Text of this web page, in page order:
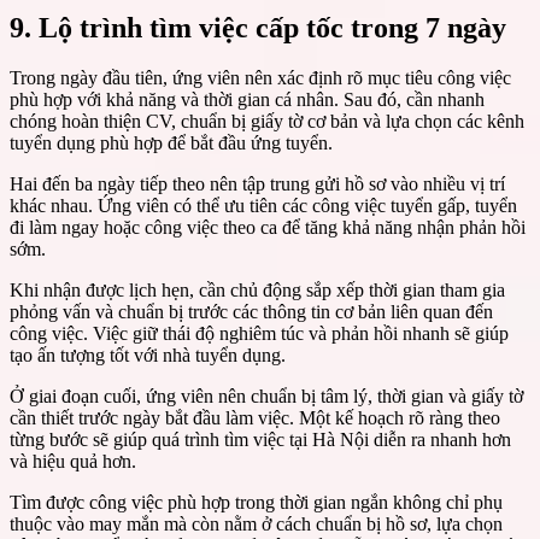
9. Lộ trình tìm việc cấp tốc trong 7 ngày
Trong ngày đầu tiên, ứng viên nên xác định rõ mục tiêu công việc
phù hợp với khả năng và thời gian cá nhân. Sau đó, cần nhanh
chóng hoàn thiện CV, chuẩn bị giấy tờ cơ bản và lựa chọn các kênh
tuyển dụng phù hợp để bắt đầu ứng tuyển.
Hai đến ba ngày tiếp theo nên tập trung gửi hồ sơ vào nhiều vị trí
khác nhau. Ứng viên có thể ưu tiên các công việc tuyển gấp, tuyển
đi làm ngay hoặc công việc theo ca để tăng khả năng nhận phản hồi
sớm.
Khi nhận được lịch hẹn, cần chủ động sắp xếp thời gian tham gia
phỏng vấn và chuẩn bị trước các thông tin cơ bản liên quan đến
công việc. Việc giữ thái độ nghiêm túc và phản hồi nhanh sẽ giúp
tạo ấn tượng tốt với nhà tuyển dụng.
Ở giai đoạn cuối, ứng viên nên chuẩn bị tâm lý, thời gian và giấy tờ
cần thiết trước ngày bắt đầu làm việc. Một kế hoạch rõ ràng theo
từng bước sẽ giúp quá trình tìm việc tại Hà Nội diễn ra nhanh hơn
và hiệu quả hơn.
Tìm được công việc phù hợp trong thời gian ngắn không chỉ phụ
thuộc vào may mắn mà còn nằm ở cách chuẩn bị hồ sơ, lựa chọn